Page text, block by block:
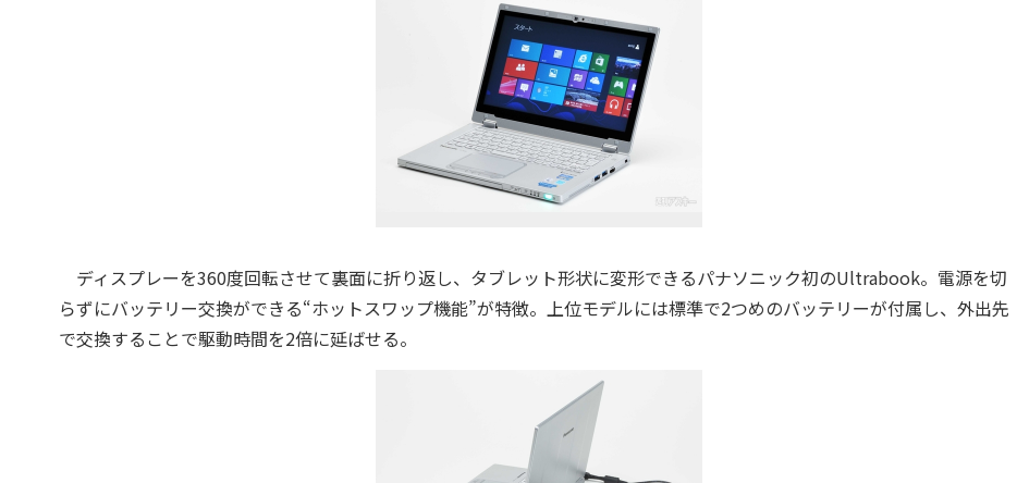
ディスプレーを360度回転させて裏面に折り返し、タブレット形状に変形できるパナソニック初のUltrabook。電源を切
らずにバッテリー交換ができる“ホットスワップ機能”が特徴。上位モデルには標準で2つめのバッテリーが付属し、外出先
で交換することで駆動時間を2倍に延ばせる。